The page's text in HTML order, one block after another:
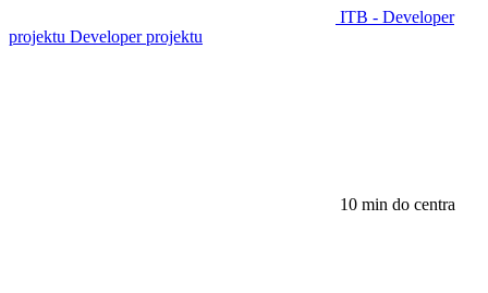
ITB - Developer
projektu Developer projektu
10 min do centra